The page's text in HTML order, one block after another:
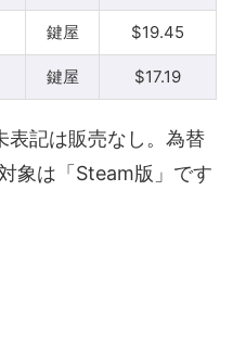
鍵屋 $19.45
鍵屋 $17.19
表記は販売なし。為替
象は「Steam版」です